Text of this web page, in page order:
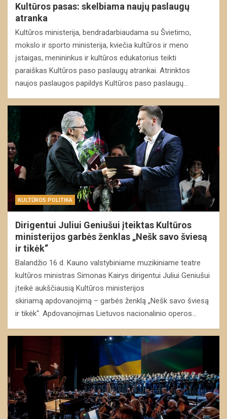
Kultūros pasas: skelbiama naujų paslaugų
atranka
Kultūros ministerija, bendradarbiaudama su Švietimo,
mokslo ir sporto ministerija, kviečia kultūros ir meno
įstaigas, menininkus ir kultūros edukatorius teikti
paraiškas Kultūros paso paslaugų atrankai. Atrinktos
naujos paslaugos papildys Kultūros paso paslaugų…
KULTŪROS POLITIKA
Dirigentui Juliui Geniušui įteiktas Kultūros
ministerijos garbės ženklas „Nešk savo šviesą
ir tikėk“
Balandžio 16 d. Kauno valstybiniame muzikiniame teatre
kultūros ministras Simonas Kairys dirigentui Juliui Geniušui
įteikė aukščiausią Kultūros ministerijos
skiriamą apdovanojimą – garbės ženklą „Nešk savo šviesą
ir tikėk“. Apdovanojimas Lietuvos nacionalinio operos…